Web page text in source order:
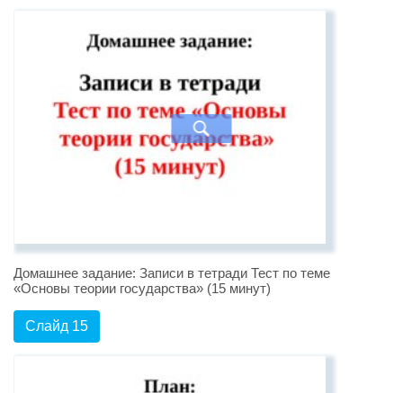
Домашнее задание: Записи в тетради Тест по теме
«Основы теории государства» (15 минут)
Слайд 15